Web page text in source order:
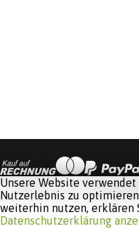
Unsere Website
Nutzerlebnis zu
weiterhin nutzen, erklären
Datenschutzerklärung